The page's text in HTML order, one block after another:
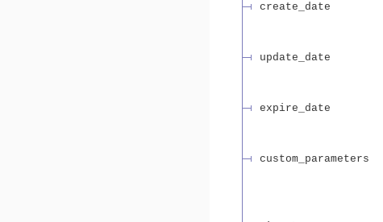
create_date
update_date
expire_date
custom_parameters